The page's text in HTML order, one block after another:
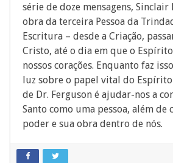
série de doze mensagens, Sinclair
obra da terceira Pessoa da
Escritura – desde a Criação,
Cristo, até o dia em que o
nossos corações. Enquanto faz
luz sobre o papel vital do
de Dr. Ferguson é ajudar-nos a
Santo como uma pessoa, além de
poder e sua obra dentro de nós.